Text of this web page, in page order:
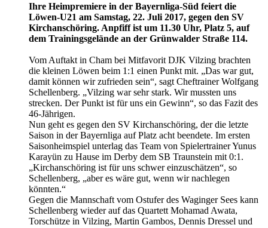
Ihre Heimpremiere in der Bayernliga-Süd feiert die
Löwen-U21 am Samstag, 22. Juli 2017, gegen den SV
Kirchanschöring. Anpfiff ist um 11.30 Uhr, Platz 5, auf
dem Trainingsgelände an der Grünwalder Straße 114.
Vom Auftakt in Cham bei Mitfavorit DJK Vilzing brachten
die kleinen Löwen beim 1:1 einen Punkt mit. „Das war gut,
damit können wir zufrieden sein“, sagt Cheftrainer Wolfgang
Schellenberg. „Vilzing war sehr stark. Wir mussten uns
strecken. Der Punkt ist für uns ein Gewinn“, so das Fazit des
46-Jährigen.
Nun geht es gegen den SV Kirchanschöring, der die letzte
Saison in der Bayernliga auf Platz acht beendete. Im ersten
Saisonheimspiel unterlag das Team von Spielertrainer Yunus
Karayün zu Hause im Derby dem SB Traunstein mit 0:1.
„Kirchanschöring ist für uns schwer einzuschätzen“, so
Schellenberg, „aber es wäre gut, wenn wir nachlegen
könnten.“
Gegen die Mannschaft vom Ostufer des Waginger Sees kann
Schellenberg wieder auf das Quartett Mohamad Awata,
Torschütze in Vilzing, Martin Gambos, Dennis Dressel und